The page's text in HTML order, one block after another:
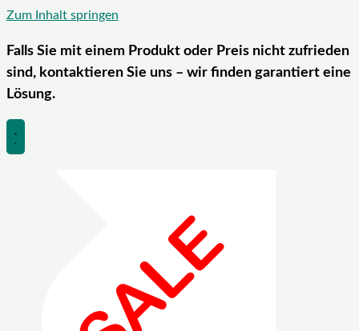
Zum Inhalt springen
Falls Sie mit einem Produkt oder Preis nicht zufrieden
sind, kontaktieren Sie uns – wir finden garantiert eine
Lösung.